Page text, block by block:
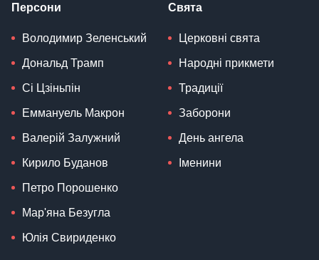
Персони
Володимир Зеленський
Дональд Трамп
Сі Цзіньпін
Еммануель Макрон
Валерій Залужний
Кирило Буданов
Петро Порошенко
Мар'яна Безугла
Юлія Свириденко
Свята
Церковні свята
Народні прикмети
Традиції
Заборони
День ангела
Іменини